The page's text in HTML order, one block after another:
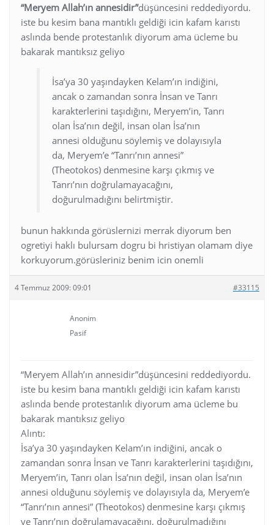
“Meryem Allah’ın annesidir”düşüncesini reddediyordu.
iste bu kesim bana mantıklı geldiği icin kafam karıstı
aslında bende protestanlık diyorum ama ücleme bu
bakarak mantıksız geliyo
İsa’ya 30 yaşındayken Kelam’ın indiğini,
ancak o zamandan sonra İnsan ve Tanrı
karakterlerini taşıdığını, Meryem’in, Tanrı
olan İsa’nın değil, insan olan İsa’nın
annesi olduğunu söylemiş ve dolayısıyla
da, Meryem’e “Tanrı’nın annesi”
(Theotokos) denmesine karşı çıkmış ve
Tanrı’nın doğrulamayacağını,
doğurulmadığını belirtmiştir.
bunun hakkında görüslernizi merrak diyorum ben
ogretiyi haklı bulursam dogru bi hristiyan olamam diye
korkuyorum.görüsleriniz benim icin onemli
4 Temmuz 2009: 09:01 #33115
Anonim
Pasif
“Meryem Allah’ın annesidir”düşüncesini reddediyordu.
iste bu kesim bana mantıklı geldiği icin kafam karıstı
aslında bende protestanlık diyorum ama ücleme bu
bakarak mantıksız geliyo
Alıntı:
İsa’ya 30 yaşındayken Kelam’ın indiğini, ancak o
zamandan sonra İnsan ve Tanrı karakterlerini taşıdığını,
Meryem’in, Tanrı olan İsa’nın değil, insan olan İsa’nın
annesi olduğunu söylemiş ve dolayısıyla da, Meryem’e
“Tanrı’nın annesi” (Theotokos) denmesine karşı çıkmış
ve Tanrı’nın doğrulamayacağını, doğurulmadığını